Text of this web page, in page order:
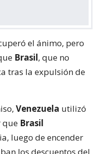
el ánimo, pero
Brasil, que no
tras la expulsión de
Venezuela utilizó
que Brasil
luego de encender
los descuentos del